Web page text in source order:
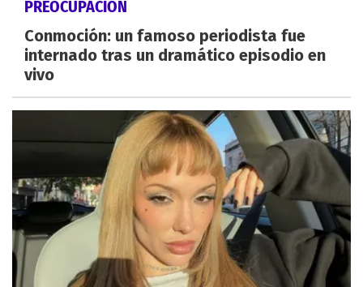
PREOCUPACIÓN
Conmoción: un famoso periodista fue
internado tras un dramático episodio en
vivo